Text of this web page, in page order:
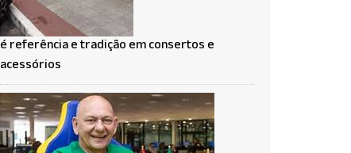
é referência e tradição em consertos e
acessórios